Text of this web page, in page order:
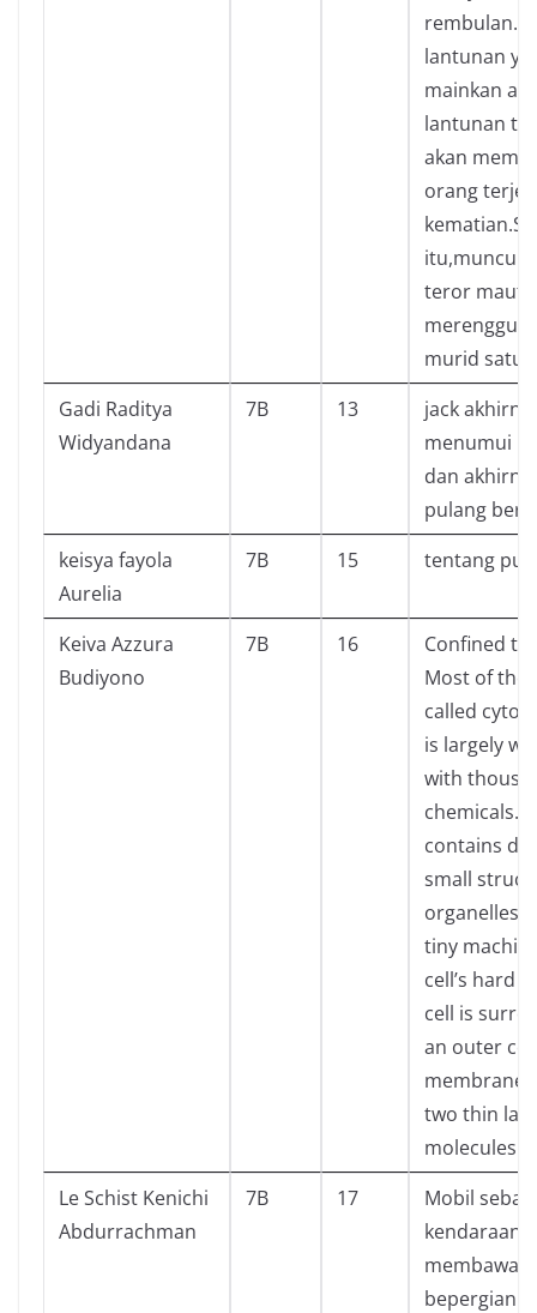
lantunan
mainkan
lantunan
akan
orang
teror maut
merenggut
murid satu
Gadi Raditya
Widyandana
7B 13
jack
menumui
dan
pulang
keisya fayola
Aurelia
7B 15 tentang
Keiva Azzura
Budiyono
7B 16
Confined to
Most of the
called
is largely
with
chemicals.
contains
small
organelles.
tiny
cell’s hard
cell is
an outer
membrane,
two thin
molecules
Le Schist Kenichi
Abdurrachman
7B 17
Mobil
kendaraan
membawa
bepergian